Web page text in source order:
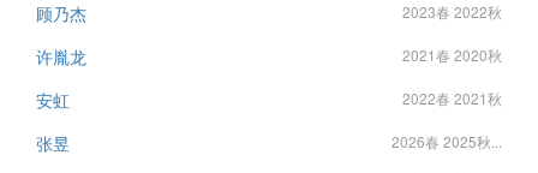
顾乃杰 2023春 2022秋
许胤龙 2021春 2020秋
安虹 2022春 2021秋
张昱 2026春 2025秋...